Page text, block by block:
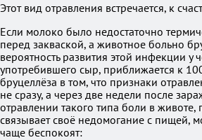
Этот вид отравления встречается, к
Если молоко было недостаточно
перед закваской, а животное больно
вероятность развития этой инфекции у
употребившего сыр, приближается к
бруцеллёза в том, что признаки
не сразу, а через две недели после
отравлении такого типа боли в
связывает своё недомогание с пищей,
чаще беспокоят: